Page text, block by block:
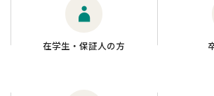
在学生・保証人の方